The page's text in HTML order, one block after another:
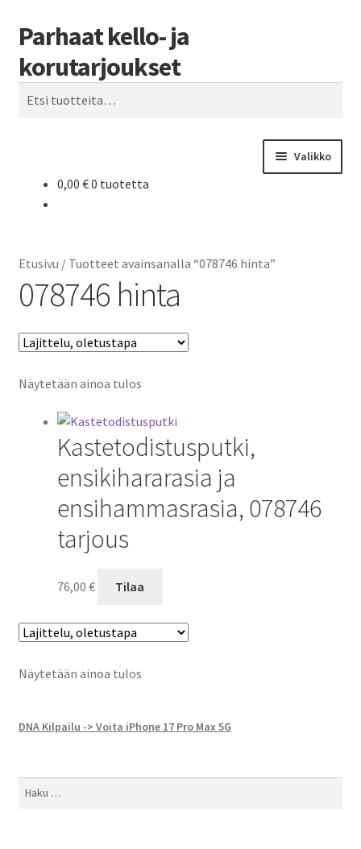
Siirry
navigointiin
Siirry
sisältöön
Parhaat kello- ja
korutarjoukset
Haku
Valikko
0,00 €0 tuotetta
Etusivu / Tuotteet avainsanalla “078746 hinta”
078746 hinta
Näytetään ainoa tulos
Kastetodistusputki,
ensikihararasia ja
ensihammasrasia, 078746
tarjous
76,00 € Tilaa
Näytetään ainoa tulos
DNA Kilpailu -> Voita iPhone 17 Pro Max 5G
Haku: